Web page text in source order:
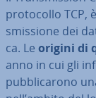
pro­to­col­lo TCP,
smis­sio­ne dei
ca. Le origini di
anno in cui gli
pub­bli­ca­ro­no